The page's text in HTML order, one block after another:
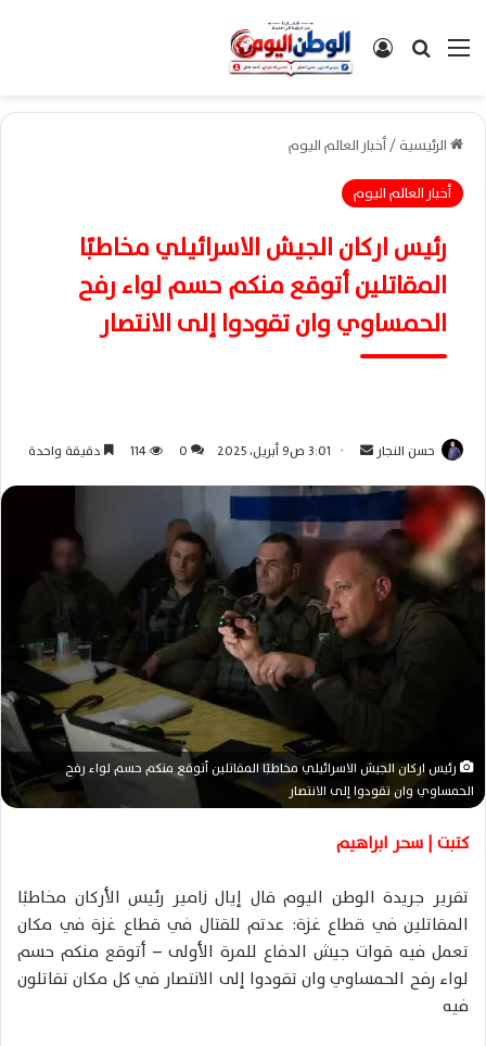
القائمةبحث عن تسجيل الدخول
الرئيسية/أخبار العالم اليوم
أخبار العالم اليوم
رئيس اركان الجيش الاسرائيلي مخاطبًا
المقاتلين أتوقع منكم حسم لواء رفح
الحمساوي وان تقودوا إلى الانتصار
حسن النجار
ل
ب
ر
د
ر
ن
ا
3:01 ص9 أبريل، 2025 0
114 دقيقة واحدة
رئيس اركان الجيش الاسرائيلي مخاطبًا المقاتلين أتوقع منكم حسم لواء رفح
الحمساوي وان تقودوا إلى الانتصار
كتبت | سحر ابراهيم
تقرير جريدة الوطن اليوم قال إيال زامير رئيس الأركان مخاطبًا
المقاتلين في قطاع غزة: عدتم للقتال في قطاع غزة في مكان
تعمل فيه قوات جيش الدفاع للمرة الأولى – أتوقع منكم حسم
لواء رفح الحمساوي وان تقودوا إلى الانتصار في كل مكان تقاتلون
فيه